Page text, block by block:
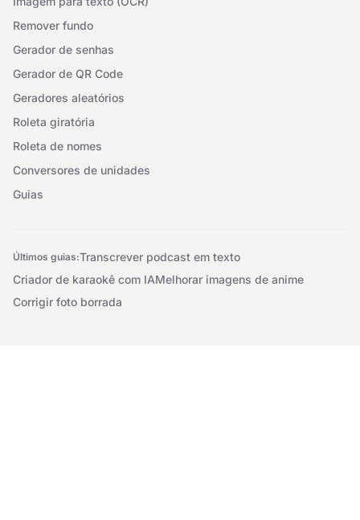
Remover fundo
Gerador de senhas
Gerador de QR Code
Geradores aleatórios
Roleta giratória
Roleta de nomes
Conversores de unidades
Guias
Últimos guias:Transcrever podcast em texto
Criador de karaokê com IAMelhorar imagens de anime
Corrigir foto borrada